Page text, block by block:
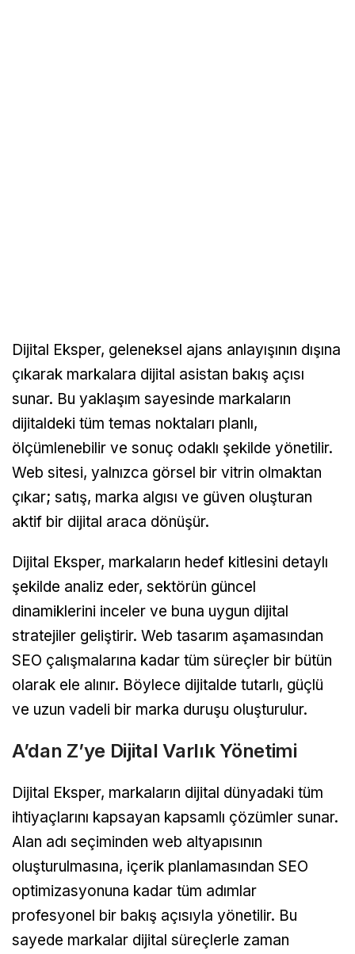
Dijital Eksper, geleneksel ajans anlayışının dışına
çıkarak markalara dijital asistan bakış açısı
sunar. Bu yaklaşım sayesinde markaların
dijitaldeki tüm temas noktaları planlı,
ölçümlenebilir ve sonuç odaklı şekilde yönetilir.
Web sitesi, yalnızca görsel bir vitrin olmaktan
çıkar; satış, marka algısı ve güven oluşturan
aktif bir dijital araca dönüşür.
Dijital Eksper, markaların hedef kitlesini detaylı
şekilde analiz eder, sektörün güncel
dinamiklerini inceler ve buna uygun dijital
stratejiler geliştirir. Web tasarım aşamasından
SEO çalışmalarına kadar tüm süreçler bir bütün
olarak ele alınır. Böylece dijitalde tutarlı, güçlü
ve uzun vadeli bir marka duruşu oluşturulur.
A’dan Z’ye Dijital Varlık Yönetimi
Dijital Eksper, markaların dijital dünyadaki tüm
ihtiyaçlarını kapsayan kapsamlı çözümler sunar.
Alan adı seçiminden web altyapısının
oluşturulmasına, içerik planlamasından SEO
optimizasyonuna kadar tüm adımlar
profesyonel bir bakış açısıyla yönetilir. Bu
sayede markalar dijital süreçlerle zaman